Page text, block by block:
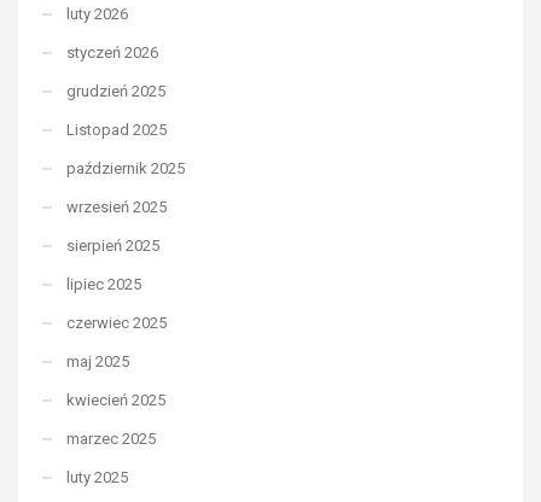
luty 2026
styczeń 2026
grudzień 2025
Listopad 2025
październik 2025
wrzesień 2025
sierpień 2025
lipiec 2025
czerwiec 2025
maj 2025
kwiecień 2025
marzec 2025
luty 2025